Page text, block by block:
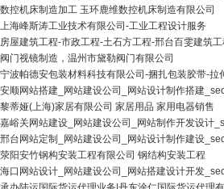
数控机床制造加工 玉环鹿维数控机床制造有限公司
上海峰斯涛工业技术有限公司-工业工程设计服务
房屋建筑工程-市政工程-土石方工程-邢台百雯建筑工
阀门视镜制造，温州市黛勒阀门有限公司
宁波帕德安包装材料科技有限公司-捆扎包装胶带-拉
安顺网站搭建_网站建设公司_网站设计制作搭建
黎蒂娅(上海)家居有限公司 家居用品 家用电器销售
嘉峪关网站建设_网站建设公司_网站制作开发设计
邢台网站定制_网站建设公司_网站设计制作建设
荥阳安竹钢构安装工程有限公司 钢结构安装工程
海口网站设计_网站建设公司_网站搭建设计开发